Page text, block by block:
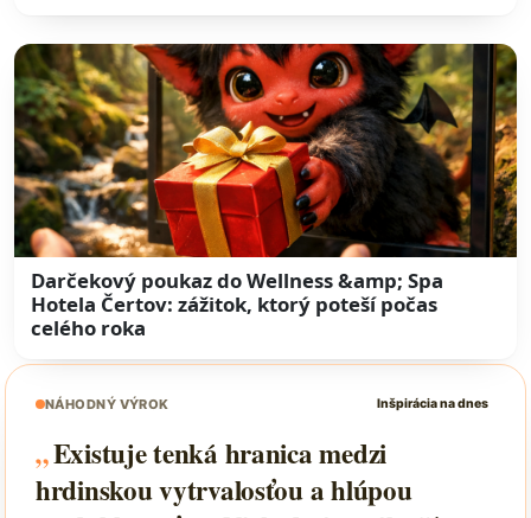
Darčekový poukaz do Wellness &amp; Spa
Hotela Čertov: zážitok, ktorý poteší počas
celého roka